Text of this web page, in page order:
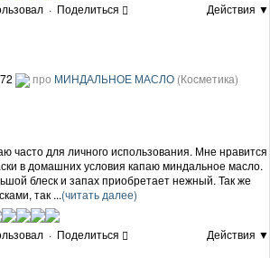
· Поделиться
Действия ▼
про МИНДАЛЬНОЕ МАСЛО (Косметика)
часто для личного использования. Мне нравится
в домашних условия капаю миндальное масло.
блеск и запах приобретает нежный. Так же
так ...(читать далее)
· Поделиться
Действия ▼